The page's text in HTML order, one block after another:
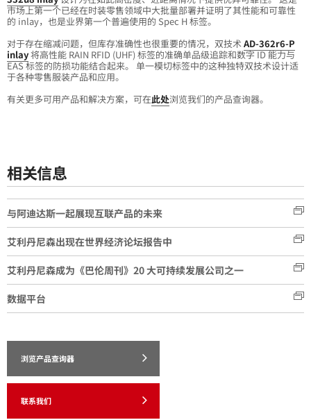
市场上第一个已经在时装零售领域中大批量部署并证明了其性能和可靠性
的 inlay，也是业界第一个普遍使用的 Spec H 标签。
对于存在缩减问题，但库存准确性也很重要的情况，双技术AD-362r6-P
inlay将高性能 RAIN RFID (UHF) 标签的准确单品级追踪和数字 ID 能力与
EAS 标签的防损功能结合起来。 单一模切标签中的这种独特双技术设计适
于各种零售服装产品和应用。
有关更多可用产品和解决方案，可在此处浏览我们的产品查询器。
相关信息
与阿迪达斯一起展现互联产品的未来
艾利丹尼森出现在世界经济论坛报告中
艾利丹尼森成为《巴伦周刊》20 大可持续发展公司之一
数据平台
浏览产品查询器
联系我们